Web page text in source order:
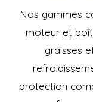
Nos gammes
moteur et
graisses
protection